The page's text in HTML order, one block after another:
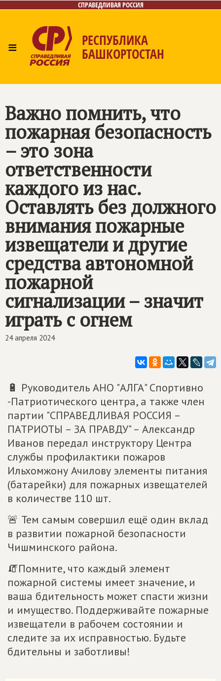
СПРАВЕДЛИВАЯ РОССИЯ
≡ РЕСПУБЛИКА
БАШКОРТОСТАН
Важно помнить, что
пожарная безопасность
– это зона
ответственности
каждого из нас.
Оставлять без должного
внимания пожарные
извещатели и другие
средства автономной
пожарной
сигнализации – значит
играть с огнем
24 апреля 2024
🔋 Руководитель АНО "АЛГА" Спортивно
-Патриотического центра, а также член
партии "СПРАВЕДЛИВАЯ РОССИЯ –
ПАТРИОТЫ – ЗА ПРАВДУ" – Александр
Иванов передал инструктору Центра
службы профилактики пожаров
Ильхомжону Ачилову элементы питания
(батарейки) для пожарных извещателей
в количестве 110 шт.
🚨 Тем самым совершил ещё один вклад
в развитии пожарной безопасности
Чишминского района.
🧯Помните, что каждый элемент
пожарной системы имеет значение, и
ваша бдительность может спасти жизни
и имущество. Поддерживайте пожарные
извещатели в рабочем состоянии и
следите за их исправностью. Будьте
бдительны и заботливы!